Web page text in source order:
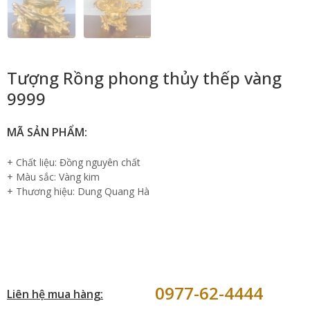
Tượng Rồng phong thủy thếp vàng
9999
MÃ SẢN PHẨM:
+ Chất liệu: Đồng nguyên chất
+ Màu sắc: Vàng kim
+ Thương hiệu: Dung Quang Hà
Liên hệ mua hàng: 0977-62-4444